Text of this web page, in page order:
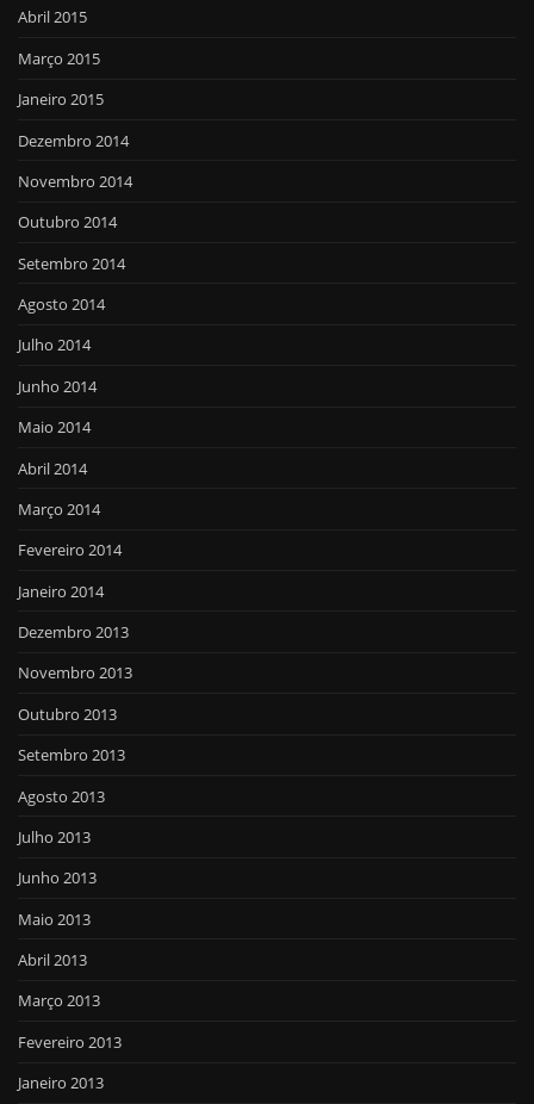
Abril 2015
Março 2015
Janeiro 2015
Dezembro 2014
Novembro 2014
Outubro 2014
Setembro 2014
Agosto 2014
Julho 2014
Junho 2014
Maio 2014
Abril 2014
Março 2014
Fevereiro 2014
Janeiro 2014
Dezembro 2013
Novembro 2013
Outubro 2013
Setembro 2013
Agosto 2013
Julho 2013
Junho 2013
Maio 2013
Abril 2013
Março 2013
Fevereiro 2013
Janeiro 2013